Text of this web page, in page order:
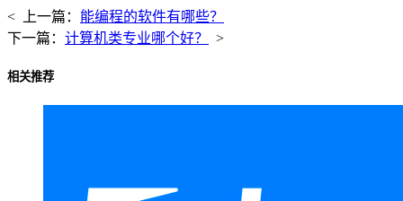
< 上一篇： 能编程的软件有哪些？
下一篇： 计算机类专业哪个好？ >
相关推荐